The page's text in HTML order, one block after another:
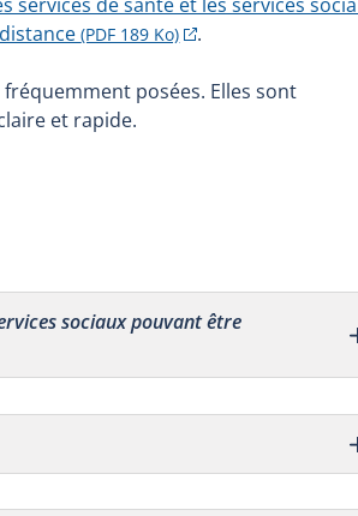
(PDF 189 Ko) .
posées. Elles sont
et rapide.
sociaux pouvant être